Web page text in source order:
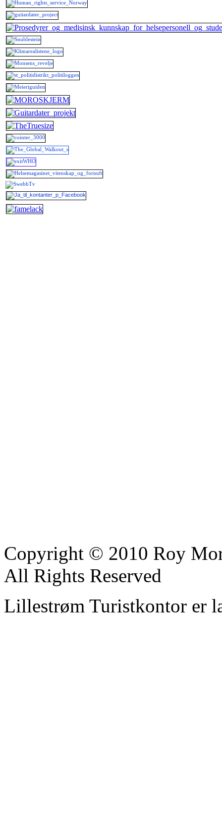
Copyright © 2010 Roy
All Rights Reserved
Lillestrøm Turistkontor er